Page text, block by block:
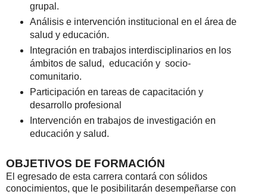
grupal.
Análisis e intervención institucional en el área de
salud y educación.
Integración en trabajos interdisciplinarios en los
ámbitos de salud, educación y socio-
comunitario.
Participación en tareas de capacitación y
desarrollo profesional
Intervención en trabajos de investigación en
educación y salud.
OBJETIVOS DE FORMACIÓN
El egresado de esta carrera contará con sólidos
conocimientos, que le posibilitarán desempeñarse con